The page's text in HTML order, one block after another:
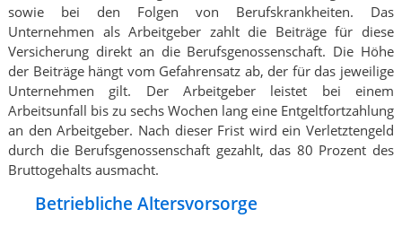
sowie bei den Folgen von Berufskrankheiten. Das
Unternehmen als Arbeitgeber zahlt die Beiträge für diese
Versicherung direkt an die Berufsgenossenschaft. Die Höhe
der Beiträge hängt vom Gefahrensatz ab, der für das jeweilige
Unternehmen gilt. Der Arbeitgeber leistet bei einem
Arbeitsunfall bis zu sechs Wochen lang eine Entgeltfortzahlung
an den Arbeitgeber. Nach dieser Frist wird ein Verletztengeld
durch die Berufsgenossenschaft gezahlt, das 80 Prozent des
Bruttogehalts ausmacht.
Betriebliche Altersvorsorge